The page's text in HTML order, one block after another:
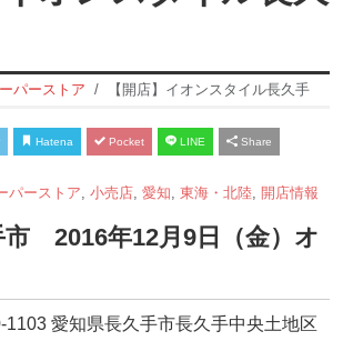
パーストア 【開店】イオンスタイル長久手
Hatena Pocket LINE Share
パーストア 小売店, 愛知 東海・北陸, 開店情報
市 2016年12月9日（金）オ
1103 愛知県長久手市長久手中央土地区